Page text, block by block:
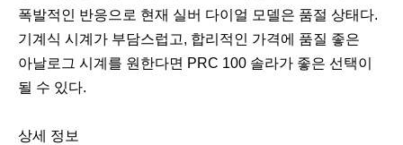
폭발적인 반응으로 현재 실버 다이얼 모델은 품절 상태다.
기계식 시계가 부담스럽고, 합리적인 가격에 품질 좋은
아날로그 시계를 원한다면 PRC 100 솔라가 좋은 선택이
될 수 있다.
상세 정보